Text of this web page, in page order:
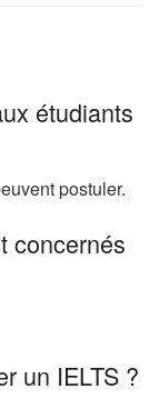
étudiants
postuler.
concernés
un IELTS ?